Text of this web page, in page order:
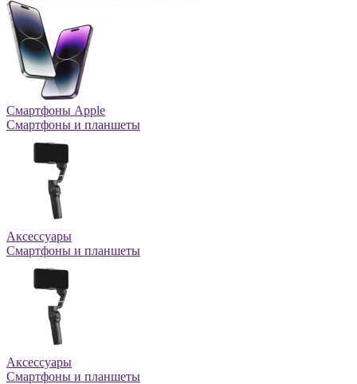
Смартфоны Apple
Смартфоны и планшеты
Аксессуары
Смартфоны и планшеты
Аксессуары
Смартфоны и планшеты